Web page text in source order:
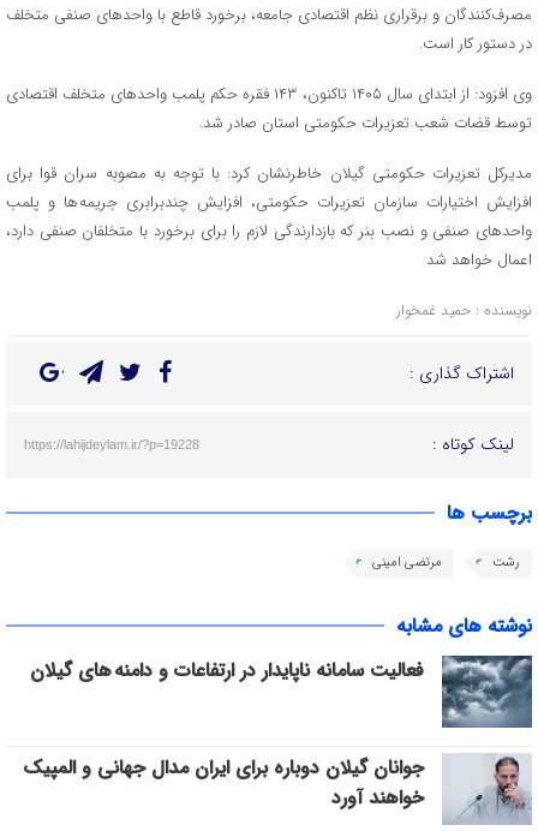
مصرف‌کنندگان و برقراری نظم اقتصادی جامعه، برخورد قاطع با واحدهای صنفی متخلف
در دستور کار است.
وی افزود: از ابتدای سال ۱۴۰۵ تاکنون، ۱۴۳ فقره حکم پلمب واحدهای متخلف اقتصادی
توسط قضات شعب تعزیرات حکومتی استان صادر شد.
مدیرکل تعزیرات حکومتی گیلان خاطرنشان کرد: با توجه به مصوبه سران قوا برای
افزایش اختیارات سازمان تعزیرات حکومتی، افزایش چندبرابری جریمه ها و پلمب
واحدهای صنفی و نصب بنر که بازدارندگی لازم را برای برخورد با متخلفان صنفی دارد،
اعمال خواهد شد
نویسنده : حمید غمخوار
اشتراک گذاری :
لینک کوتاه : https://lahijdeylam.ir/?p=19228
برچسب ها
رشت مرتضی امینی
نوشته های مشابه
فعالیت سامانه ناپایدار در ارتفاعات و دامنه های گیلان
جوانان گیلان دوباره برای ایران مدال جهانی و المپیک
خواهند آورد